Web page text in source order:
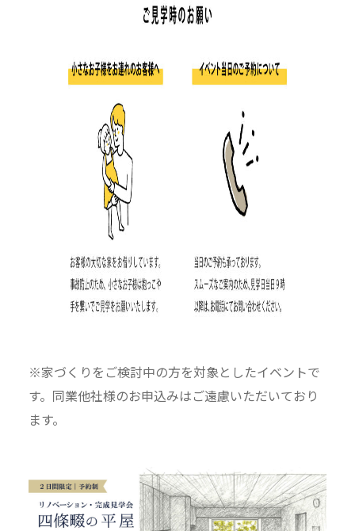
※家づくりをご検討中の方を対象としたイベントで
す。同業他社様のお申込みはご遠慮いただいており
ます。